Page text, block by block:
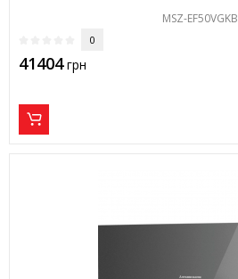
MSZ-EF50VGKB
0
41404грн